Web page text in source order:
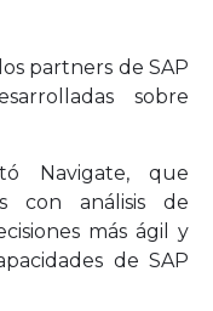
partners de SAP
sobre
Navigate, que
con análisis de
más ágil y
de SAP